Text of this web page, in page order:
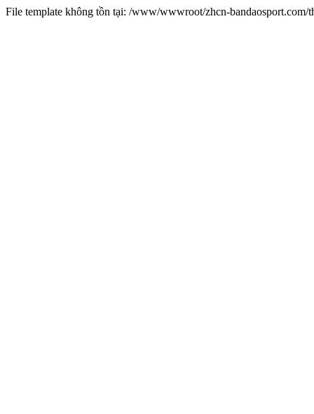
File template không tồn tại: /www/wwwroot/zhcn-bandaosport.com/